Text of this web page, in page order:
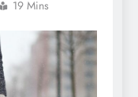
19 Mins